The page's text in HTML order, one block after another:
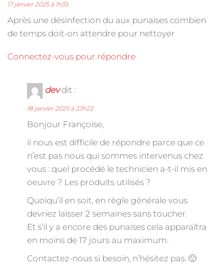
17 janvier 2025 à 1h35
Après une désinfection du aux punaises combien
de temps doit-on attendre pour nettoyer
Connectez-vous pour répondre
dev dit :
18 janvier 2025 à 23h22
Bonjour Françoise,
il nous est difficile de répondre parce que ce
n’est pas nous qui sommes intervenus chez
vous : quel procédé le technicien a-t-il mis en
oeuvre ? Les produits utilisés ?
Quoiqu’il en soit, en règle générale vous
devriez laisser 2 semaines sans toucher.
Et s’il y a encore des punaises cela apparaîtra
en moins de 17 jours au maximum.
Contactez-nous si besoin, n’hésitez pas. 🙂